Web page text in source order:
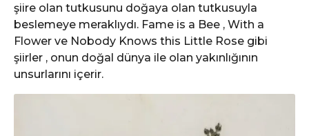
şiire olan tutkusunu doğaya olan tutkusuyla
beslemeye meraklıydı. Fame is a Bee , With a
Flower ve Nobody Knows this Little Rose gibi
şiirler , onun doğal dünya ile olan yakınlığının
unsurlarını içerir.